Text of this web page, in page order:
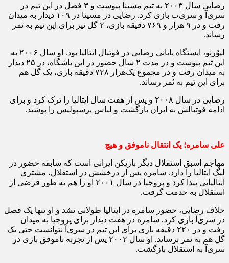
رضایی سال ۲۰۰۳ به تیم مسینا پیوست و ۳ فصل در این تیم در
سری‌آ و سری‌ب بازی کرد. رضایی در مسینا در ۱۰۹ دیدار به میدان
رفت و در ۹ هزار و ۷۶۹ دقیقه بازی، ۲ گل نیز برای این تیم به ثمر
رساند.
لیوُرنو، ایستگاه پایانی رضایی در فوتبال ایتالیا بود. او سال ۲۰۰۶ به
این تیم پیوست و در مدت ۲ سال حضور در این باشگاه، در ۲۵ دیدار
به میدان رفت و در مجموع یک‌هزار ۷۲۸ دقیقه بازی، یک گل هم
برای این تیم به ثمر رساند.
رضایی در سال ۲۰۰۸ و پس از هفت سال ایتالیا را ترک کرد و برای
ادامه فوتبالش به ایران بازگشت و لباس پرسپولیس را پوشید.
علی سامره؛ یک انتقال ناموفق و هیچ
مهاجم اسبق استقلال دیگر بازیکن ایرانی است که سابقه حضور در
لیگ ایتالیا را دارد. سامره پس از درخشش در استقلال، مشتری
ایتالیایی پیدا کرد و پروجیا در سال ۲۰۰۱ او را هم به طور قرضی از
استقلال به خدمت گرفت.
خلاف رضایی، حضور سامره در ایتالیا طولانی نشد و او تنها یک فصل
در سری‌آ بازی کرد. سامره در هفت دیدار برای پروجیا به میدان
رفت و در ۲۲۰ دقیقه بازی برای این تیم در سری‌آ نتوانست حتی یک
گل هم به ثمر برساند. او سال ۲۰۰۲ پس از تجربه ناموفق بازی در
سری‌آ به استقلال بازگشت.